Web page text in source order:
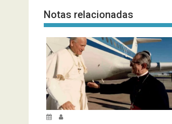
Notas relacionadas